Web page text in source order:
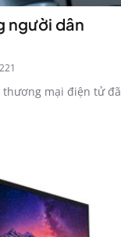
người dân
221
thương mại điện tử đã